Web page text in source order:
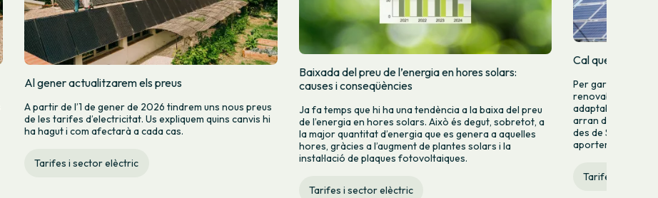
Al gener actualitzarem els preus
A partir de l’1 de gener de 2026 tindrem uns nous preus
de les tarifes d’electricitat. Us expliquem quins canvis hi
ha hagut i com afectarà a cada cas.
Tarifes i sector elèctric
Baixada del preu de l’energia en hores solars:
causes i conseqüències
Ja fa temps que hi ha una tendència a la baixa del preu
de l’energia en hores solars. Això és degut, sobretot, a
la major quantitat d’energia que es genera a aquelles
hores, gràcies a l’augment de plantes solars i la
instal·lació de plaques fotovoltaiques.
Tarifes i sector elèctric
Cal que el
Per garantir un
renovable, cal
adaptable.Davant
arran de
des de Som
aportem algunes...
Tarifes i sector